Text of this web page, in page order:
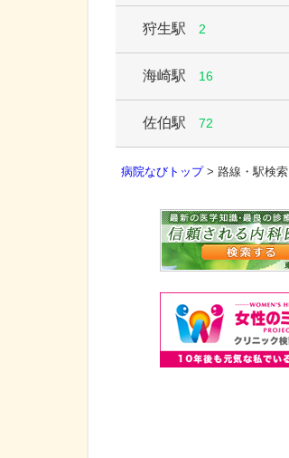
狩生駅 2
海崎駅 16
佐伯駅 72
病院なびトップ> 路線・駅検索